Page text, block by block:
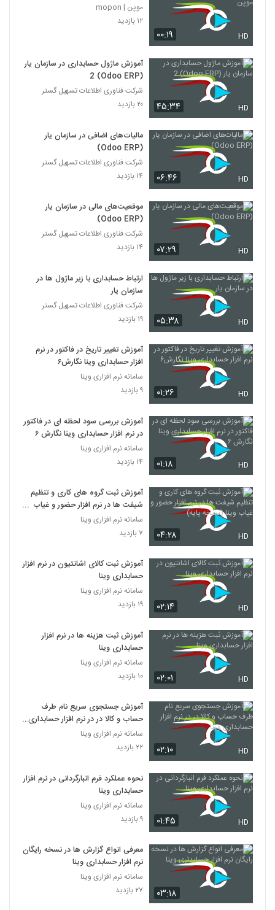
۰۰:۱۹ HD
موپن | mopon
۱۲ بازدید
۴۵:۳۴ HD
آموزش ماژول حسابداری در سازمان یار
(Odoo ERP) 2
شرکت فناوری اطلاعات تسهیل گستر
۲۰ بازدید
۰۶:۴۶ HD
مالیات‌های اضافی در سازمان یار
(Odoo ERP)
شرکت فناوری اطلاعات تسهیل گستر
۱۴ بازدید
۰۷:۲۹ HD
موقعیت‌های مالی در سازمان یار
(Odoo ERP)
شرکت فناوری اطلاعات تسهیل گستر
۱۴ بازدید
۰۵:۳۸ HD
ارتباط حسابداری با زیر ماژول ها در
سازمان یار
شرکت فناوری اطلاعات تسهیل گستر
۱۹ بازدید
۰۱:۲۶ HD
آموزش تغییر تاریخ در فاکتور در نرم
افزار حسابداری وینا نگارش۶
سامانه نرم افزاری وینا
۹ بازدید
۰۱:۱۸ HD
آموزش بررسی سود لحظه ای در فاکتور
در نرم افزار حسابداری وینا نگارش ۶
سامانه نرم افزاری وینا
۱۴ بازدید
۰۴:۲۸ HD
آموزش ثبت گروه های کاری و تنظیم
شیفت ها در نرم افزار حضور و غیاب
وینا (نسخه پایه)
سامانه نرم افزاری وینا
۷ بازدید
۰۲:۱۴ HD
آموزش ثبت کالای اشانتیون در نرم افزار
حسابداری وینا
سامانه نرم افزاری وینا
۱۹ بازدید
۰۲:۰۱ HD
آموزش ثبت هزینه ها در نرم افزار
حسابداری وینا
سامانه نرم افزاری وینا
۱۰ بازدید
۰۲:۱۰ HD
آموزش جستجوی سریع نام طرف
حساب و کالا در در نرم افزار حسابداری
وینا
سامانه نرم افزاری وینا
۲۲ بازدید
۰۱:۴۵ HD
نحوه عملکرد فرم انبارگردانی در نرم افزار
حسابداری وینا
سامانه نرم افزاری وینا
۹ بازدید
۰۳:۱۸
معرفی انواع گزارش ها در نسخه رایگان
نرم افزار حسابداری وینا
سامانه نرم افزاری وینا
۲۷ بازدید